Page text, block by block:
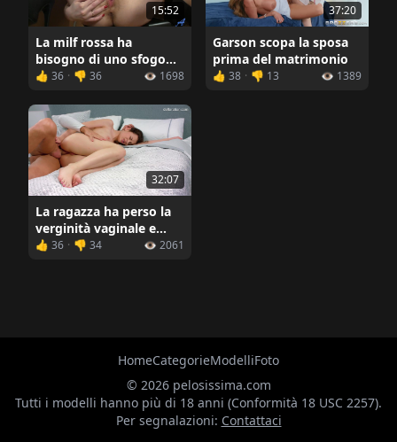
15:52
La milf rossa ha
bisogno di uno sfogo
sessuale
👍 36 · 👎 36 👁️ 1698
37:20
Garson scopa la sposa
prima del matrimonio
👍 38 · 👎 13 👁️ 1389
32:07
La ragazza ha perso la
verginità vaginale e
anale
👍 36 · 👎 34 👁️ 2061
HomeCategorieModelliFoto
© 2026 pelosissima.com
Tutti i modelli hanno più di 18 anni (Conformità 18 USC 2257).
Per segnalazioni: Contattaci